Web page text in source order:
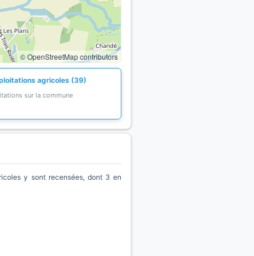
© OpenStreetMap contributors
agricoles (39)
sur la commune
y sont recensées, dont 3 en